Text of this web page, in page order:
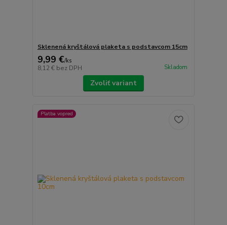
Sklenená kryštálová plaketa s podstavcom 15cm
9,99 €/ks
8,12 € bez DPH Skladom
Zvoliť variant
Platba vopred